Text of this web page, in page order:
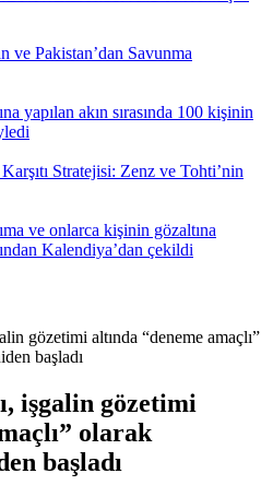
ve Pakistan’dan Savunma
yapılan akın sırasında 100 kişinin
Stratejisi: Zenz ve Tohti’nin
ve onlarca kişinin gözaltına
Kalendiya’dan çekildi
gözetimi altında “deneme amaçlı”
başladı
işgalin gözetimi
olarak
başladı